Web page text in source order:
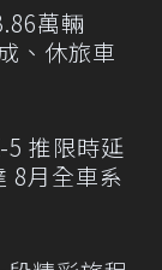
萬輛
、休旅車
5 推限時延
8月全車系